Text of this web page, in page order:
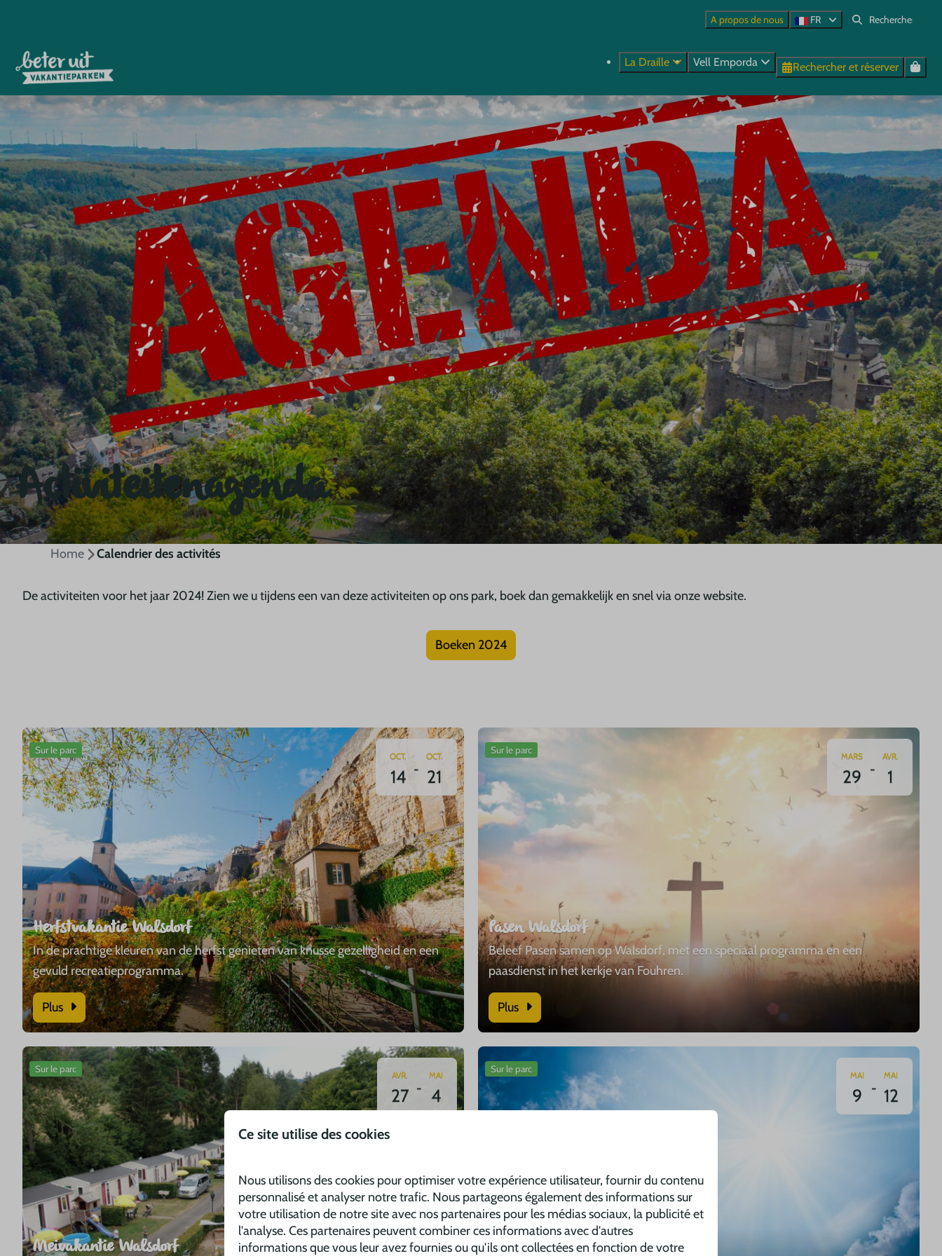
A propos de nous FR
La Draille Vell Emporda Rechercher et réserver
Activiteitenagenda
Home Calendrier des activités
De activiteiten voor het jaar 2024! Zien we u tijdens een van deze activiteiten op ons park, boek dan gemakkelijk en snel via onze website.
Boeken 2024
Sur le parc
OCT.
14 -
OCT.
21
Herfstvakantie Walsdorf
In de prachtige kleuren van de herfst genieten van knusse gezelligheid en een
gevuld recreatieprogramma.
Plus
Sur le parc
AVR.
27 -
MAI
4
Meivakantie Walsdorf
Sur le parc
MARS
29 -
AVR.
1
Pasen Walsdorf
Beleef Pasen samen op Walsdorf, met een speciaal programma en een
paasdienst in het kerkje van Fouhren.
Plus
Sur le parc
MAI
9 -
MAI
12
Hemelvaart Walsdorf
Ce site utilise des cookies
Nous utilisons des cookies pour optimiser votre expérience utilisateur, fournir du contenu
personnalisé et analyser notre trafic. Nous partageons également des informations sur
votre utilisation de notre site avec nos partenaires pour les médias sociaux, la publicité et
l'analyse. Ces partenaires peuvent combiner ces informations avec d'autres
informations que vous leur avez fournies ou qu'ils ont collectées en fonction de votre